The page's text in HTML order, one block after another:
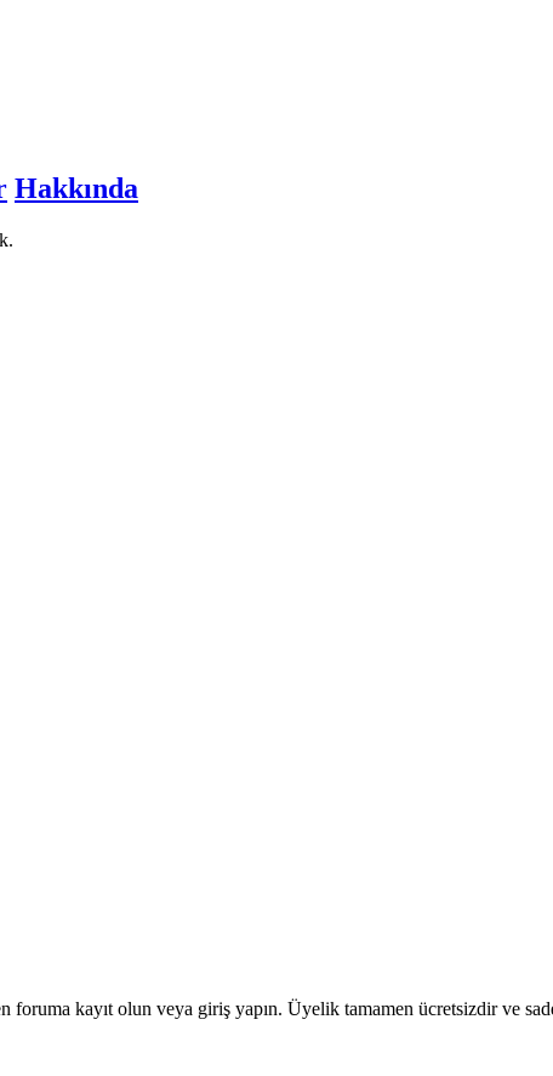
Hakkında
kayıt olun veya giriş yapın. Üyelik tamamen ücretsizdir ve